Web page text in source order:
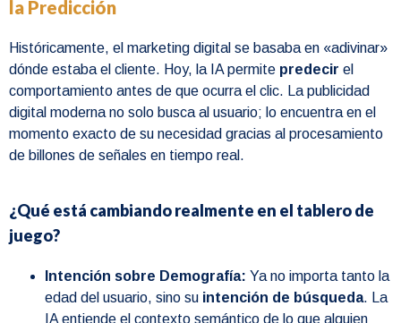
la Predicción
Históricamente, el marketing digital se basaba en «adivinar»
dónde estaba el cliente. Hoy, la IA permite predecir el
comportamiento antes de que ocurra el clic. La publicidad
digital moderna no solo busca al usuario; lo encuentra en el
momento exacto de su necesidad gracias al procesamiento
de billones de señales en tiempo real.
¿Qué está cambiando realmente en el tablero de
juego?
Intención sobre Demografía: Ya no importa tanto la
edad del usuario, sino su intención de búsqueda. La
IA entiende el contexto semántico de lo que alguien